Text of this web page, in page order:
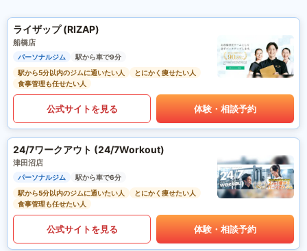
ライザップ (RIZAP)
船橋店
パーソナルジム
駅から車で9分
駅から5分以内のジムに通いたい人
とにかく痩せたい人
食事管理も任せたい人
公式サイトを見る 体験・相談予約
24/7ワークアウト (24/7Workout)
津田沼店
パーソナルジム
駅から車で6分
駅から5分以内のジムに通いたい人
とにかく痩せたい人
食事管理も任せたい人
公式サイトを見る 体験・相談予約